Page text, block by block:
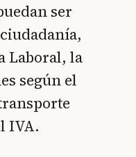
ser
Laboral, la
según el
IVA.